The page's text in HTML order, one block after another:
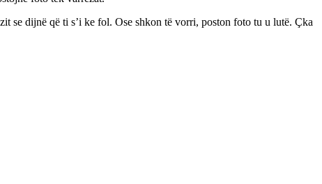
se dijnë që ti s’i ke fol. Ose shkon të vorri, poston foto tu u lutë. Çka